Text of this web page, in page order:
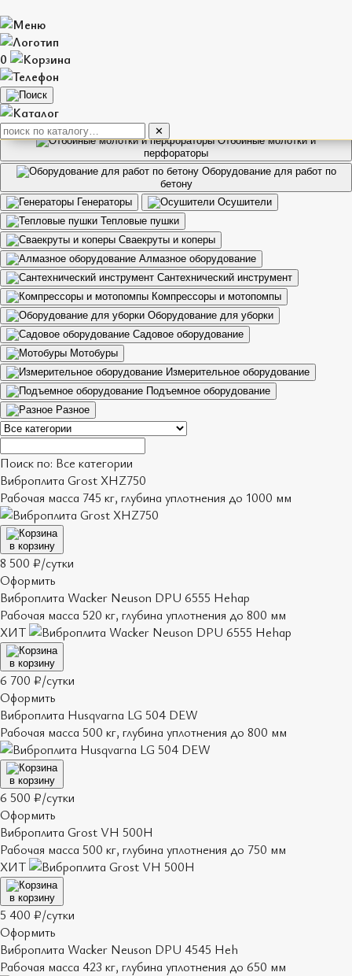
0
✕
Каталог оборудования
Все категории
Все категории
Электроинструмент
Отбойные молотки и
перфораторы
Оборудование для работ по
бетону
Генераторы
Осушители
Тепловые пушки
Сваекруты и коперы
Алмазное оборудование
Сантехнический инструмент
Компрессоры и мотопомпы
Оборудование для уборки
Садовое оборудование
Мотобуры
Измерительное оборудование
Подъемное оборудование
Разное
Поиск по: Все категории
Виброплита Grost XHZ750
Рабочая масса 745 кг, глубина уплотнения до 1000 мм
в корзину
8 500 ₽/сутки
Оформить
Виброплита Wacker Neuson DPU 6555 Hehap
Рабочая масса 520 кг, глубина уплотнения до 800 мм
ХИТ
в корзину
6 700 ₽/сутки
Оформить
Виброплита Husqvarna LG 504 DEW
Рабочая масса 500 кг, глубина уплотнения до 800 мм
в корзину
6 500 ₽/сутки
Оформить
Виброплита Grost VH 500H
Рабочая масса 500 кг, глубина уплотнения до 750 мм
ХИТ
в корзину
5 400 ₽/сутки
Оформить
Виброплита Wacker Neuson DPU 4545 Heh
Рабочая масса 423 кг, глубина уплотнения до 650 мм